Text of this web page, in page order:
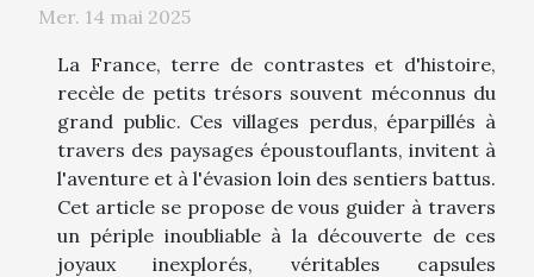
Mer. 14 mai 2025
La France, terre de contrastes et d'histoire,
recèle de petits trésors souvent méconnus du
grand public. Ces villages perdus, éparpillés à
travers des paysages époustouflants, invitent à
l'aventure et à l'évasion loin des sentiers battus.
Cet article se propose de vous guider à travers
un périple inoubliable à la découverte de ces
joyaux inexplorés, véritables capsules